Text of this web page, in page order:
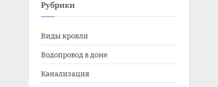
Рубрики
Виды кровли
Водопровод в доме
Канализация